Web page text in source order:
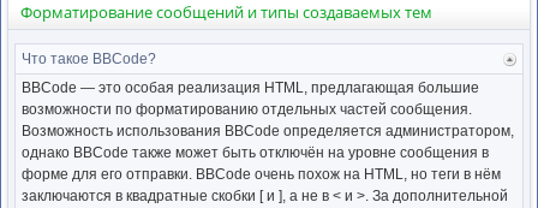
Форматирование сообщений и типы создаваемых тем
Что такое BBCode?
BBCode — это особая реализация HTML, предлагающая большие
возможности по форматированию отдельных частей сообщения.
Возможность использования BBCode определяется администратором,
однако BBCode также может быть отключён на уровне сообщения в
форме для его отправки. BBCode очень похож на HTML, но теги в нём
заключаются в квадратные скобки [ и ], а не в < и >. За дополнительной